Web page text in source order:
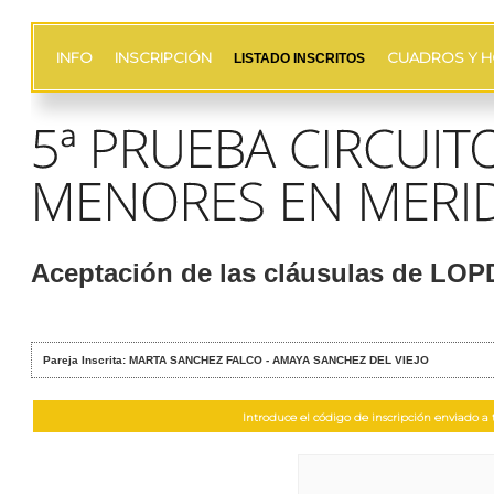
INFO INSCRIPCIÓN LISTADO INSCRITOS CUADROS Y
Aceptación de las cláusulas de
Pareja Inscrita: MARTA SANCHEZ FALCO - AMAYA SANCHEZ DEL VIEJO
Introduce el código de inscripción enviado